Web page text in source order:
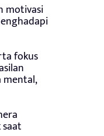
motivasi
fokus